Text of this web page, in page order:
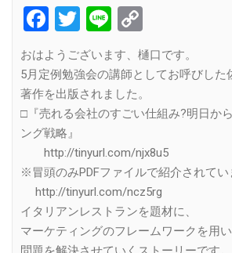
Facebook
Twitter
Line
Link
おはようございます、樋口です。
5月定例勉強会の講師としてお呼びした
著作を出版されました。
□『売れる会社のすごい仕組み?明日か
ング戦略』
http://tinyurl.com/njx8u5
※冒頭のみPDFファイルで紹介されてい
http://tinyurl.com/ncz5rg
イタリアンレストランを題材に、
マーケティングのフレームワークを用